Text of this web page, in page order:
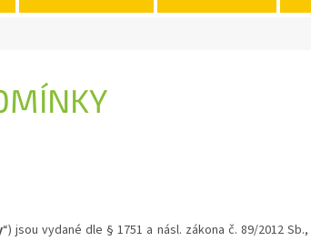
“) jsou vydané dle § 1751 a násl. zákona č. 89/2012 Sb.,